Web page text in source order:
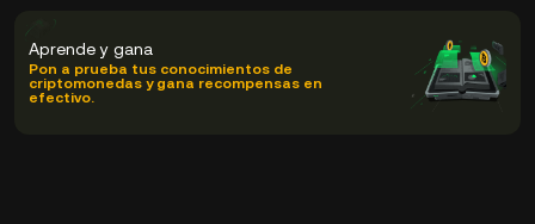
Aprende y gana
Pon a prueba tus conocimientos de
criptomonedas y gana recompensas en
efectivo.